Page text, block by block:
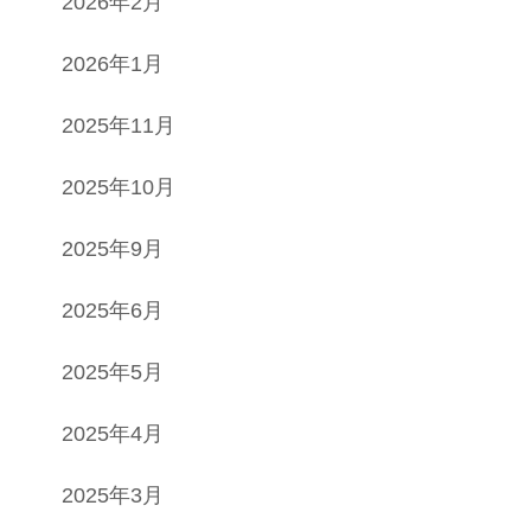
2026年1月
2025年11月
2025年10月
2025年9月
2025年6月
2025年5月
2025年4月
2025年3月